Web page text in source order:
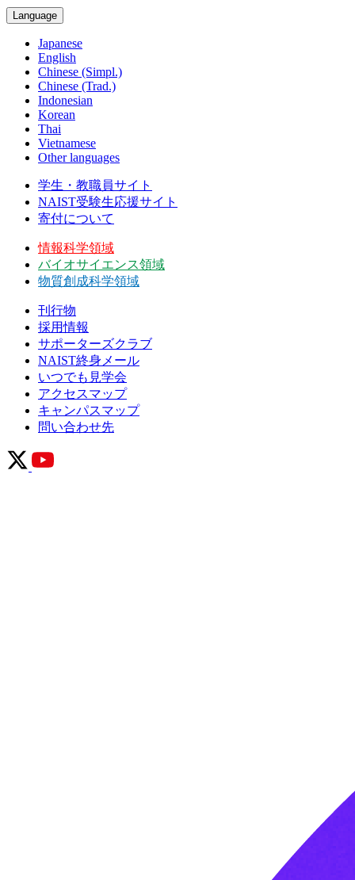
Language
Japanese
English
Chinese (Simpl.)
Chinese (Trad.)
Indonesian
Korean
Thai
Vietnamese
Other languages
学生・教職員サイト
NAIST受験生応援サイト
寄付について
情報科学領域
バイオサイエンス領域
物質創成科学領域
刊行物
採用情報
サポーターズクラブ
NAIST終身メール
いつでも見学会
アクセスマップ
キャンパスマップ
問い合わせ先